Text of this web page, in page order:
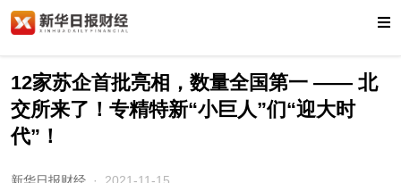
12家苏企首批亮相，数量全国第一 —— 北
交所来了！专精特新“小巨人”们“迎大时
代”！
新华日报财经· 2021-11-15